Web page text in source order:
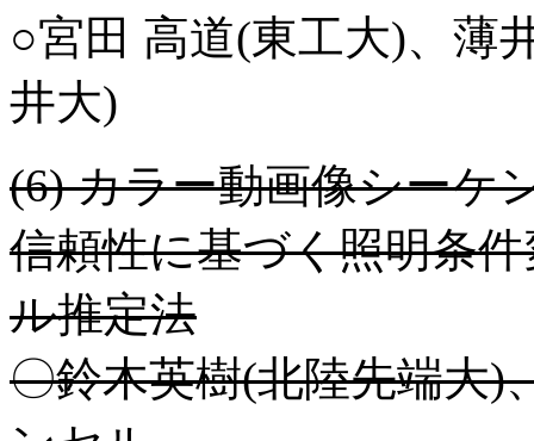
○宮田 高道(東工大)、薄
井大)
(6) カラー動画像シーケ
信頼性に基づく照明条
ル推定法
〇鈴木英樹(北陸先端大)